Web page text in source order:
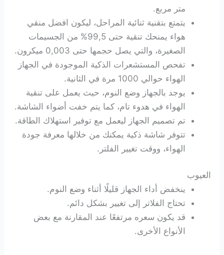
متر مربع.
يتمتع بتقنية ثنائية المراحل، ليكون افضل منقي
هواء يمنحك تنقية حتى 99,5% من الجسيمات
الصغيرة، والتي يصل حجمها حتى 0,003 ميكرون.
تفحص المستشعرات الذكية الموجودة في الجهاز
الهواء حوالي 1000 مرة في الثانية.
يوجد بالجهاز وضع النوم، حيث يعمل على تنقية
الهواء في هدوء تام، كما يتم خفت أضواء الشاشة.
تم تصميم الجهاز ليعمل مع توفير استهلاك الطاقة.
تتوفر شاشة ذكية يمكنك من خلالها معرفة جودة
الهواء، ووقت تغيير الفلتر.
العيوب
ينخفض أداء الجهاز قليلًا أثناء وضع النوم.
تحتاج الفلاتر إلى تغيير بشكل دائم.
قد يكون سعره مرتفعًا عند المقارنة مع بعض
الأنواع الأخرى.